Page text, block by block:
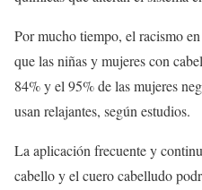
Por mucho tiempo, el racismo
que las niñas y mujeres con
84% y el 95% de las mujeres
usan relajantes, según estudios.
La aplicación frecuente y
cabello y el cuero cabelludo